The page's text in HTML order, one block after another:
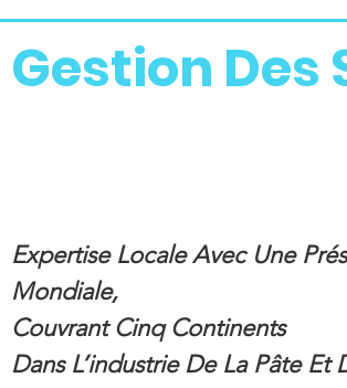
Gestion Des
Expertise Locale Avec Une
Mondiale,
Couvrant Cinq Continents
Dans L’industrie De La Pâte Et